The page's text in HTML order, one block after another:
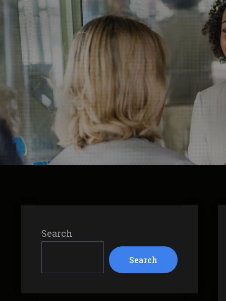
Search
Search